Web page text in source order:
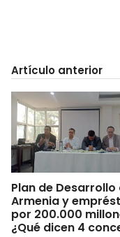
Artículo anterior
Plan de Desarrollo
Armenia y
por 200.000
¿Qué dicen 4